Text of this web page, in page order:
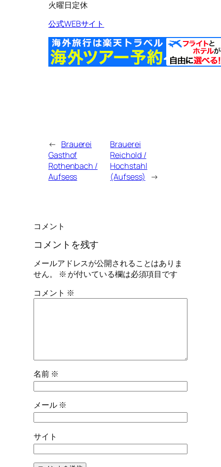
火曜日定休
公式WEBサイト
← Brauerei
Gasthof
Rothenbach /
Aufsess
Brauerei
Reichold /
Hochstahl
(Aufsess)
→
コメント
コメントを残す
メールアドレスが公開されることはありま
せん。
※ が付いている欄は必須項目です
コメント ※
名前 ※
メール ※
サイト